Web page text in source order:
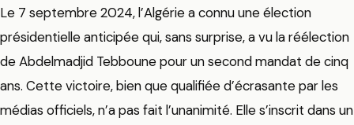
Le 7 septembre 2024, l’Algérie a connu une élection
présidentielle anticipée qui, sans surprise, a vu la réélection
de Abdelmadjid Tebboune pour un second mandat de cinq
ans. Cette victoire, bien que qualifiée d’écrasante par les
médias officiels, n’a pas fait l’unanimité. Elle s’inscrit dans un